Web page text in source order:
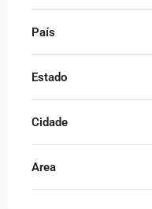
País
Estado
Cidade
Area